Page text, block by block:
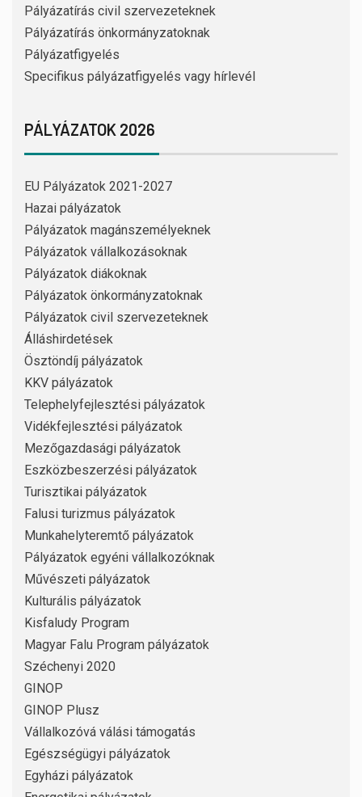
Pályázatírás civil szervezeteknek
Pályázatírás önkormányzatoknak
Pályázatfigyelés
Specifikus pályázatfigyelés vagy hírlevél
PÁLYÁZATOK 2026
EU Pályázatok 2021-2027
Hazai pályázatok
Pályázatok magánszemélyeknek
Pályázatok vállalkozásoknak
Pályázatok diákoknak
Pályázatok önkormányzatoknak
Pályázatok civil szervezeteknek
Álláshirdetések
Ösztöndíj pályázatok
KKV pályázatok
Telephelyfejlesztési pályázatok
Vidékfejlesztési pályázatok
Mezőgazdasági pályázatok
Eszközbeszerzési pályázatok
Turisztikai pályázatok
Falusi turizmus pályázatok
Munkahelyteremtő pályázatok
Pályázatok egyéni vállalkozóknak
Művészeti pályázatok
Kulturális pályázatok
Kisfaludy Program
Magyar Falu Program pályázatok
Széchenyi 2020
GINOP
GINOP Plusz
Vállalkozóvá válási támogatás
Egészségügyi pályázatok
Egyházi pályázatok